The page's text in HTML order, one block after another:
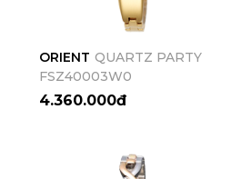
ORIENT QUARTZ PARTY
FSZ40003W0
4.360.000đ